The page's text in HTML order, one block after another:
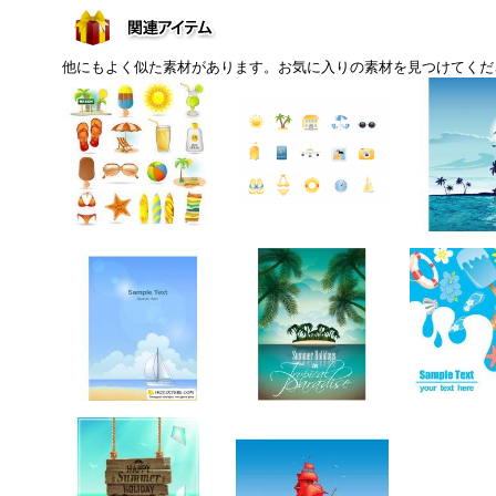
他にもよく似た素材があります。お気に入りの素材を見つけてく